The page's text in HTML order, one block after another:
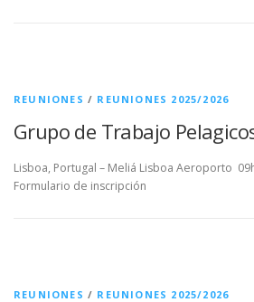
REUNIONES / REUNIONES 2025/2026
Grupo de Trabajo
Lisboa, Portugal – Meliá Lisboa Aeroporto
Formulario de inscripción
REUNIONES / REUNIONES 2025/2026